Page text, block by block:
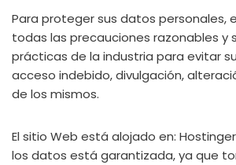
Para proteger sus datos personales,
todas las precauciones razonables y
prácticas de la industria para evitar
acceso indebido, divulgación,
de los mismos.
El sitio Web está alojado en:
los datos está garantizada, ya que